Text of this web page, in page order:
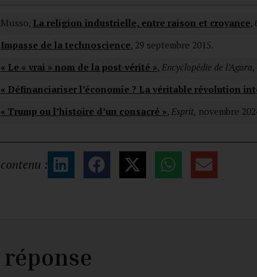
La religion industrielle, entre raison et croyance,
Impasse de la technoscience, 29 septembre 2015.
« Le « vrai » nom de la post-vérité », Encyclopédie de l’Agora
« Définanciariser l’économie ? La véritable révolution
« Trump ou l’histoire d’un consacré », Esprit, novembre
:
réponse